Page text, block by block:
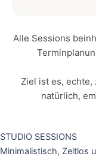
Alle Sessions
Ziel ist es,
natürlich,
STUDIO SESSIONS
Minimalistisch, Zeitlos